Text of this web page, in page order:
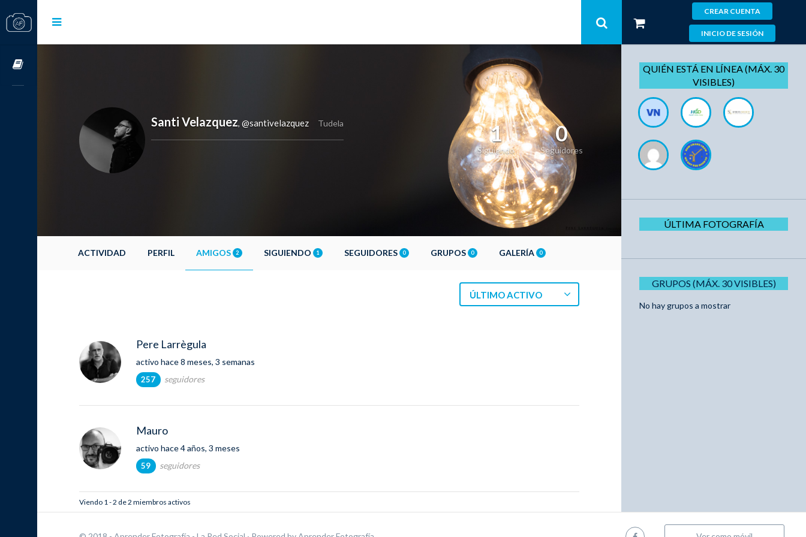
CREAR CUENTA
INICIO DE SESIÓN
Santi Velazquez, @santivelazquez Tudela 1
Siguiendo
0
Seguidores
ACTIVIDAD PERFIL AMIGOS 2 SIGUIENDO 1 SEGUIDORES 0 GRUPOS 0 GALERÍA 0
ÚLTIMO ACTIVO
Pere Larrègula
activo hace 8 meses, 3 semanas
257 seguidores
Mauro
activo hace 4 años, 3 meses
59 seguidores
Viendo 1 - 2 de 2 miembros activos
QUIÉN ESTÁ EN LÍNEA (MÁX. 30
VISIBLES)
ÚLTIMA FOTOGRAFÍA
GRUPOS (MÁX. 30 VISIBLES)
No hay grupos a mostrar